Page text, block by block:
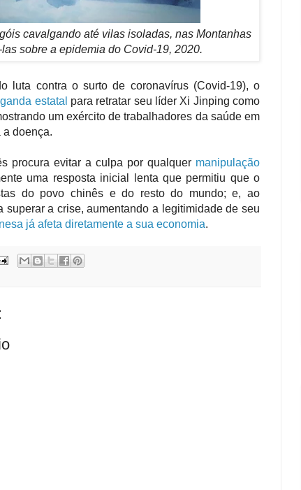
cavalgando até vilas isoladas, nas Montanhas
sobre a epidemia do Covid-19, 2020.
luta contra o surto de coronavírus (Covid-19), o
estatal para retratar seu líder Xi Jinping como
um exército de trabalhadores da saúde em
a doença.
procura evitar a culpa por qualquer manipulação
uma resposta inicial lenta que permitiu que o
do povo chinês e do resto do mundo; e, ao
superar a crise, aumentando a legitimidade de seu
já afeta diretamente a sua economia.